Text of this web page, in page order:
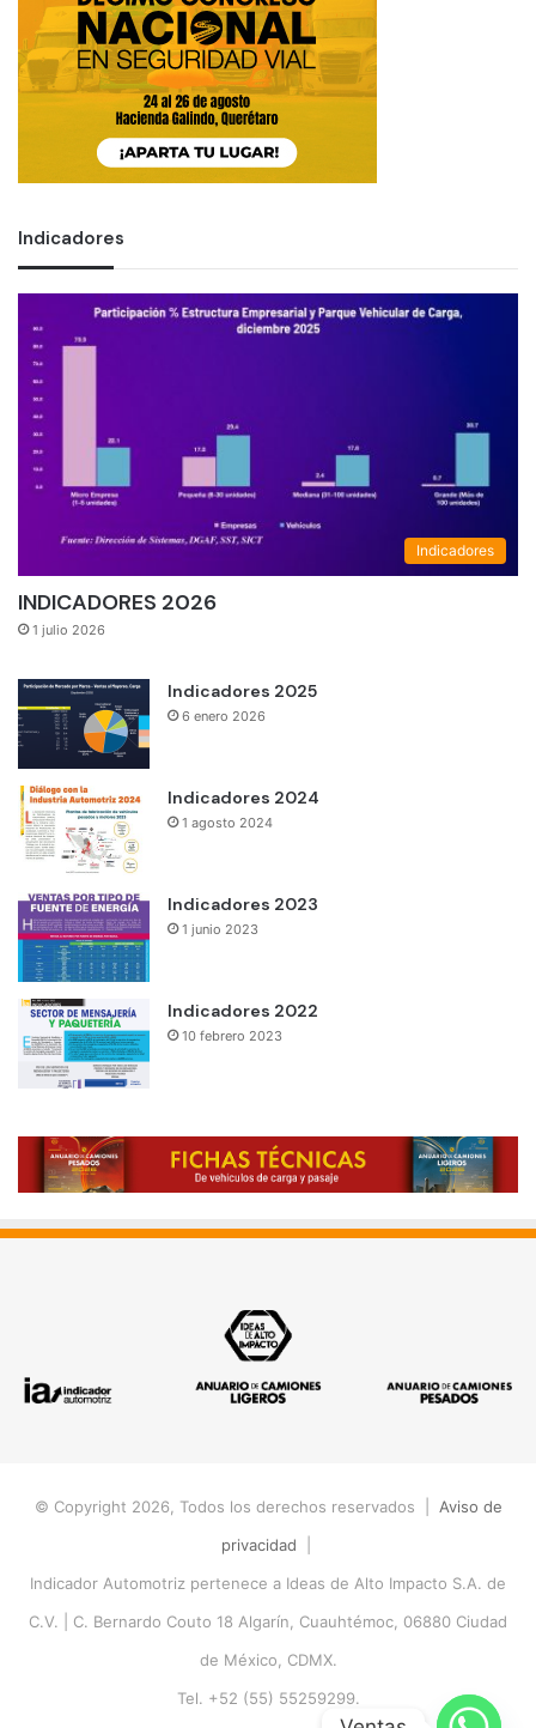
Indicadores
Indicadores
INDICADORES 2026
1 julio 2026
Indicadores 2025
6 enero 2026
Indicadores 2024
1 agosto 2024
Indicadores 2023
1 junio 2023
Indicadores 2022
10 febrero 2023
© Copyright 2026, Todos los derechos reservados | Aviso de
privacidad
Indicador Automotriz pertenece a Ideas de Alto Impacto S.A. de
C.V. | C. Bernardo Couto 18 Algarín, Cuauhtémoc, 06880 Ciudad
de México, CDMX.
Tel. +52 (55) 55259299.